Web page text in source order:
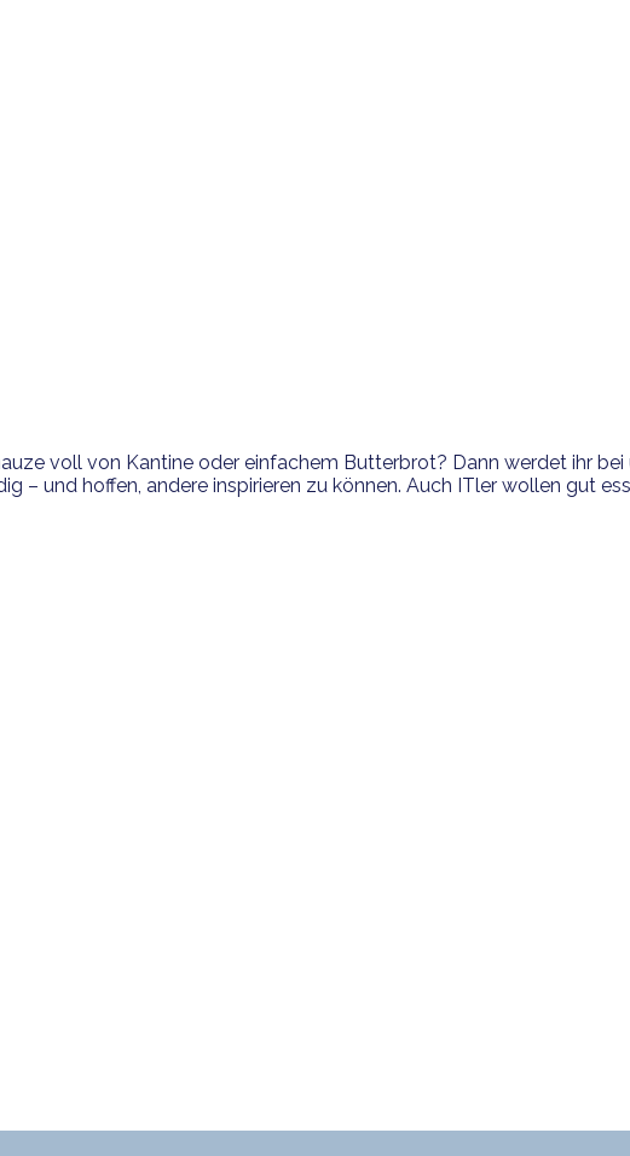
voll von Kantine oder einfachem Butterbrot? Dann werdet ihr
– und hoffen, andere inspirieren zu können. Auch ITler wollen gut